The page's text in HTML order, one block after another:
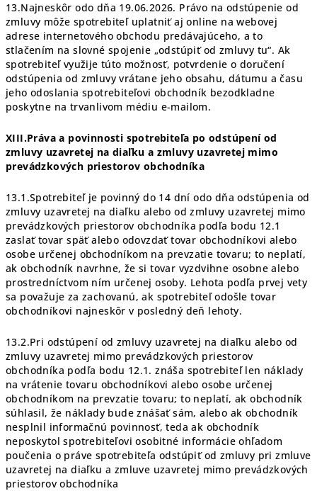
13.Najneskôr odo dňa 19.06.2026. Právo na odstúpenie od
zmluvy môže spotrebiteľ uplatniť aj online na webovej
adrese internetového obchodu predávajúceho, a to
stlačením na slovné spojenie „odstúpiť od zmluvy tu“. Ak
spotrebiteľ využije túto možnosť, potvrdenie o doručení
odstúpenia od zmluvy vrátane jeho obsahu, dátumu a času
jeho odoslania spotrebiteľovi obchodník bezodkladne
poskytne na trvanlivom médiu e-mailom.
XIII.Práva a povinnosti spotrebiteľa po odstúpení od
zmluvy uzavretej na diaľku a zmluvy uzavretej mimo
prevádzkových priestorov obchodníka
13.1.Spotrebiteľ je povinný do 14 dní odo dňa odstúpenia od
zmluvy uzavretej na diaľku alebo od zmluvy uzavretej mimo
prevádzkových priestorov obchodníka podľa bodu 12.1
zaslať tovar späť alebo odovzdať tovar obchodníkovi alebo
osobe určenej obchodníkom na prevzatie tovaru; to neplatí,
ak obchodník navrhne, že si tovar vyzdvihne osobne alebo
prostredníctvom ním určenej osoby. Lehota podľa prvej vety
sa považuje za zachovanú, ak spotrebiteľ odošle tovar
obchodníkovi najneskôr v posledný deň lehoty.
13.2.Pri odstúpení od zmluvy uzavretej na diaľku alebo od
zmluvy uzavretej mimo prevádzkových priestorov
obchodníka podľa bodu 12.1. znáša spotrebiteľ len náklady
na vrátenie tovaru obchodníkovi alebo osobe určenej
obchodníkom na prevzatie tovaru; to neplatí, ak obchodník
súhlasil, že náklady bude znášať sám, alebo ak obchodník
nesplnil informačnú povinnosť, teda ak obchodník
neposkytol spotrebiteľovi osobitné informácie ohľadom
poučenia o práve spotrebiteľa odstúpiť od zmluvy pri zmluve
uzavretej na diaľku a zmluve uzavretej mimo prevádzkových
priestorov obchodníka